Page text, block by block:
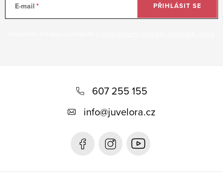
E-mail PŘIHLÁSIT SE
607 255 155
info@juvelora.cz